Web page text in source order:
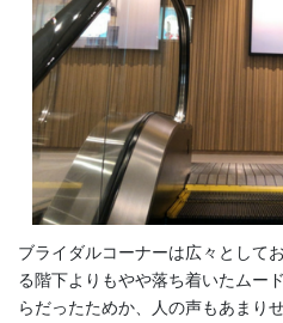
ブライダルコーナーは広々として
る階下よりもやや落ち着いたムー
らだったためか、人の声もあまり